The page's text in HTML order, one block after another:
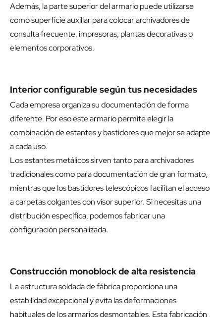
Además, la parte superior del armario puede utilizarse
como superficie auxiliar para colocar archivadores de
consulta frecuente, impresoras, plantas decorativas o
elementos corporativos.
Interior configurable según tus necesidades
Cada empresa organiza su documentación de forma
diferente. Por eso este armario permite elegir la
combinación de estantes y bastidores que mejor se adapte
a cada uso.
Los estantes metálicos sirven tanto para archivadores
tradicionales como para documentación de gran formato,
mientras que los bastidores telescópicos facilitan el acceso
a carpetas colgantes con visor superior. Si necesitas una
distribución específica, podemos fabricar una
configuración personalizada.
Construcción monoblock de alta resistencia
La estructura soldada de fábrica proporciona una
estabilidad excepcional y evita las deformaciones
habituales de los armarios desmontables. Esta fabricación